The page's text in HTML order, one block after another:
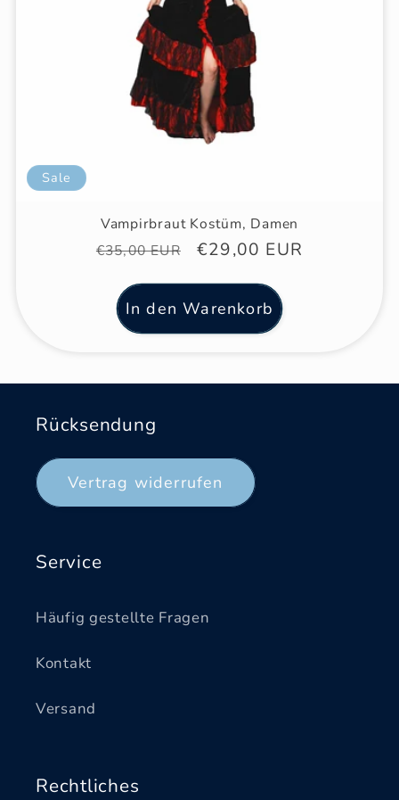
Sale
Vampirbraut Kostüm, Damen
Normaler
€35,00 EUR Verkaufspreis
€29,00 EUR
In den Warenkorb
Rücksendung
Vertrag widerrufen
Service
Häufig gestellte Fragen
Kontakt
Versand
Rechtliches